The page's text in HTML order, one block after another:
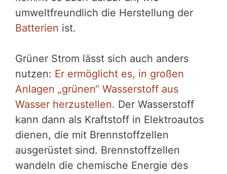
umweltfreundlich die Herstellung der
Batterien ist.
Grüner Strom lässt sich auch anders
nutzen: Er ermöglicht es, in großen
Anlagen „grünen“ Wasserstoff aus
Wasser herzustellen. Der Wasserstoff
kann dann als Kraftstoff in Elektroautos
dienen, die mit Brennstoffzellen
ausgerüstet sind. Brennstoffzellen
wandeln die chemische Energie des